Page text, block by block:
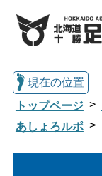
現在の位置
トップページ
あしょろルポ